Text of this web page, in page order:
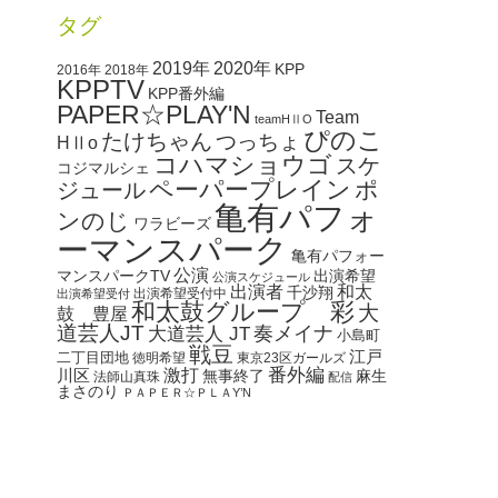
タグ
2016年 2018年 2019年 2020年 KPP
KPPTV KPP番外編
PAPER☆PLAY'N teamHⅡO Team
HⅡo たけちゃん つっちょ ぴのこ
コジマルシェ コハマショウゴ スケ
ジュールペーパープレイン ポ
ンのじ ワラビーズ 亀有パフォ
ーマンスパーク 亀有パフォー
マンスパークTV公演 公演スケジュール 出演希望
出演希望受付 出演希望受付中 出演者 千沙翔 和太
鼓 豊屋 和太鼓グループ 彩大
道芸人JT 大道芸人 JT奏メイナ 小島町
二丁目団地 徳明希望 戦豆 東京23区ガールズ 江戸
川区 法師山真珠 激打無事終了 番外編 配信 麻生
まさのり
ＰＡＰＥＲ☆ＰＬＡY’N